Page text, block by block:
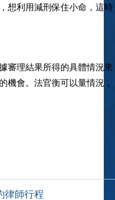
想利用減刑保住小命，這時
審理結果所得的具體情況來
機會。法官衡可以量情況，
律師行程